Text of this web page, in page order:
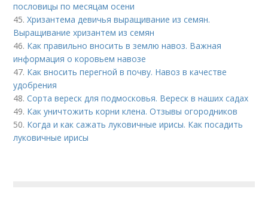
пословицы по месяцам осени
45.Хризантема девичья выращивание из семян.
Выращивание хризантем из семян
46. Как правильно вносить в землю навоз. Важная
информация о коровьем навозе
47. Как вносить перегной в почву. Навоз в качестве
удобрения
48.Сорта вереск для подмосковья. Вереск в наших садах
49. Как уничтожить корни клена. Отзывы огородников
50. Когда и как сажать луковичные ирисы. Как посадить
луковичные ирисы